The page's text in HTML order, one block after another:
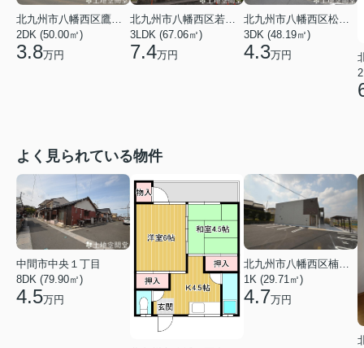
2DK (50.00㎡)
3.8万円
3LDK (67.06㎡)
7.4万円
3DK (48.19㎡)
4.3万円
よく見られている物件
中間市中央１丁目
8DK (79.90㎡)
4.5万円
1K (29.71㎡)
4.7万円